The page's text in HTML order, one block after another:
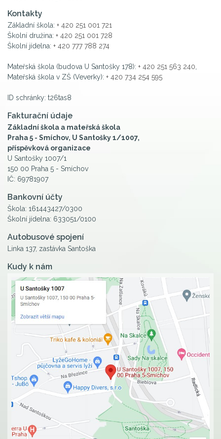
Kontakty
Základní škola: + 420 251 001 721
Školní družina: + 420 251 001 728
Školní jídelna: + 420 777 788 274
Mateřská škola (budova U Santošky 178): + 420 251 563 240
Mateřská škola v ZŠ (Veverky): + 420 734 254 595
ID schránky: t26tas8
Fakturační údaje
Základní škola a mateřská škola
Praha 5 - Smíchov, U Santošky 1/1007,
příspěvková organizace
U Santošky 1007/1
150 00 Praha 5 - Smíchov
IČ: 69781907
Bankovní účty
Škola: 161443427/0300
Školní jídelna: 633051/0100
Autobusové spojení
Linka 137, zastávka Santoška
Kudy k nám